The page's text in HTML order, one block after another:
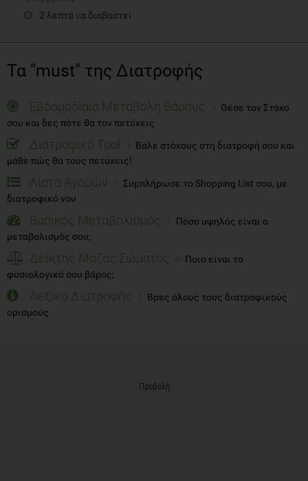
2 λεπτά να διαβαστεί
Τα "must" της Διατροφής
Εβδομαδίαια Μεταβολή Βάρους
Θέσε τον Στόχο
σου και δες πότε θα τον πετύχεις
Διατροφικό Tool
Βάλε στόχους στη διατροφή σου και
μάθε πώς θα τους πετύχεις!
Λίστα Αγορών
Συμπλήρωσε το Shopping List σου, με
διατροφικό νου
Βασικός Μεταβολισμός
Πόσο υψηλός είναι ο
μεταβολισμός σου;
Δείκτης Μάζας Σώματος
Ποιο είναι το
φυσιολογικό σου βάρος;
Λεξικό Διατροφής
Βρες όλους τους διατροφικούς
ορισμούς
Προβολή